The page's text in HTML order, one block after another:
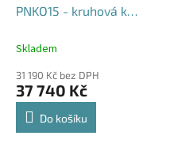
PNKO15 - kruhová k
Skladem
31 190 Kč bez DPH
37 740 Kč
Do košíku